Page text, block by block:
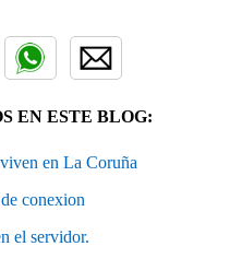
EN ESTE BLOG:
en La Coruña
conexion
el servidor.